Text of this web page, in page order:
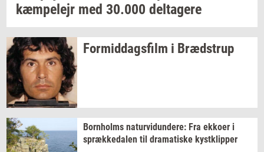
kæm­pe­lejr med 30.000 del­ta­ge­re
For­mid­dags­film i Bræd­strup
Born­holms na­tur­vi­dun­de­re: Fra ek­ko­er i
spræk­ke­da­len til dra­ma­ti­ske kyst­klip­per